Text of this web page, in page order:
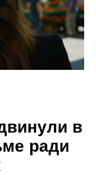
в
ради